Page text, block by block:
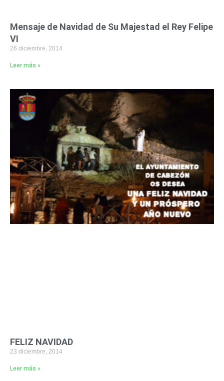
Mensaje de Navidad de Su Majestad el Rey Felipe
VI
26 diciembre, 2014
Leer más »
FELIZ NAVIDAD
23 diciembre, 2014
Leer más »